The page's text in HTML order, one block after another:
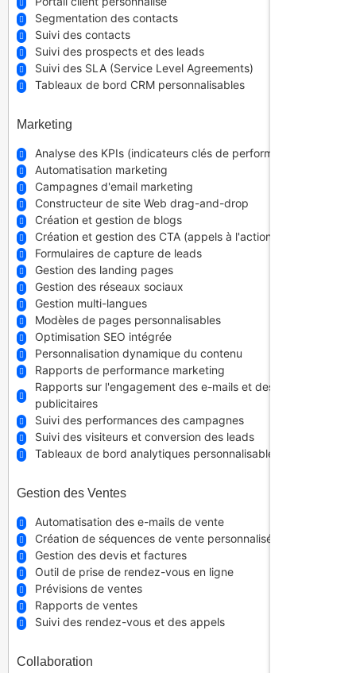
Segmentation des contacts
Suivi des contacts
Suivi des prospects et des leads
Suivi des SLA (Service Level Agreements)
Tableaux de bord CRM personnalisables
Marketing
Analyse des KPIs (indicateurs clés de performance)
Automatisation marketing
Campagnes d'email marketing
Constructeur de site Web drag-and-drop
Création et gestion de blogs
Création et gestion des CTA (appels à l'action)
Formulaires de capture de leads
Gestion des landing pages
Gestion des réseaux sociaux
Gestion multi-langues
Modèles de pages personnalisables
Optimisation SEO intégrée
Personnalisation dynamique du contenu
Rapports de performance marketing
Rapports sur l'engagement des e-mails et des campagnes
publicitaires
Suivi des performances des campagnes
Suivi des visiteurs et conversion des leads
Tableaux de bord analytiques personnalisables
Gestion des Ventes
Automatisation des e-mails de vente
Création de séquences de vente personnalisées
Gestion des devis et factures
Outil de prise de rendez-vous en ligne
Prévisions de ventes
Rapports de ventes
Suivi des rendez-vous et des appels
Collaboration